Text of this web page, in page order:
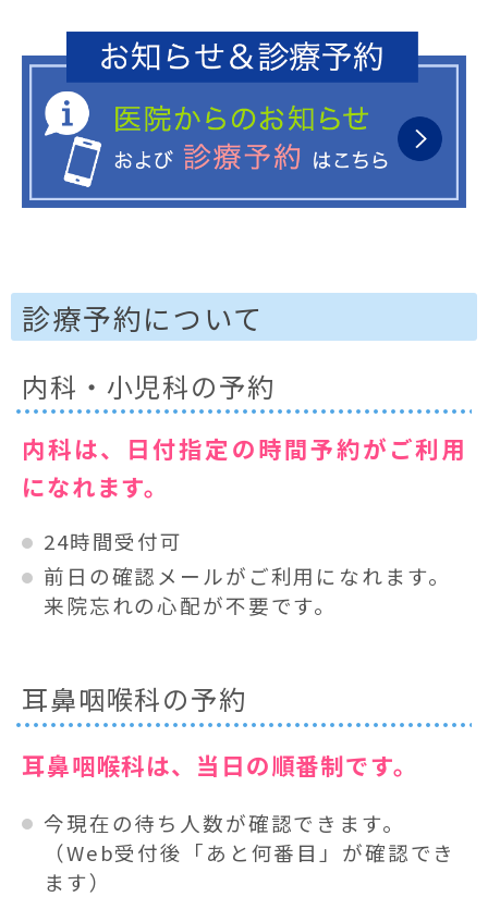
診療予約について
内科・小児科の予約
内科は、日付指定の時間予約がご利用
になれます。
24時間受付可
前日の確認メールがご利用になれます。
来院忘れの心配が不要です。
耳鼻咽喉科の予約
耳鼻咽喉科は、当日の順番制です。
今現在の待ち人数が確認できます。
（Web受付後「あと何番目」が確認でき
ます）